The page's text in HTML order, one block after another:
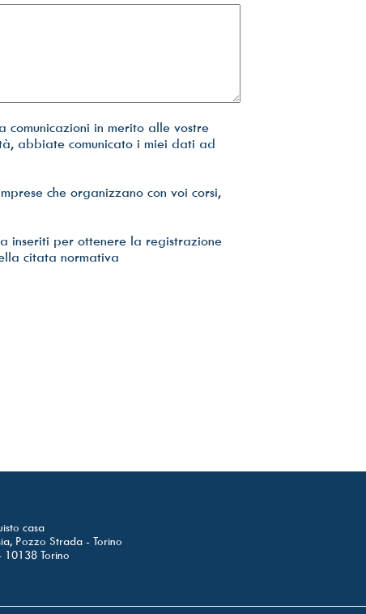
in merito alle vostre
abbiate comunicato i miei dati ad
che organizzano con voi corsi,
inseriti per ottenere la registrazione
citata normativa
casa
Pozzo Strada - Torino
Torino